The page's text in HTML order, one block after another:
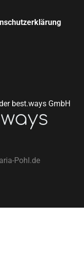
best.ways GmbH
Pohl.de